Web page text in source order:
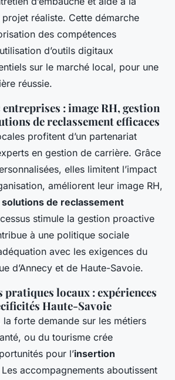
projet réaliste. Cette démarche
des compétences
d’outils digitaux
sur le marché local, pour une
réussie.
: image RH, gestion
de reclassement efficaces
profitent d’un partenariat
en gestion de carrière. Grâce
elles limitent l’impact
améliorent leur image RH,
solutions de reclassement
stimule la gestion proactive
à une politique sociale
avec les exigences du
d’Annecy et de Haute-Savoie.
pratiques locaux : expériences
Haute-Savoie
la forte demande sur les métiers
ou du tourisme crée
pour l’insertion
Les accompagnements aboutissent